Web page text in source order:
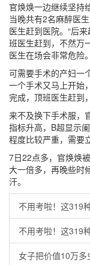
官焕焕一边继续坚
当晚共有2名麻醉医
医生赶到医院。“后
班医生赶到，不然万
医生在场会非常危险
可需要手术的产妇一
一个手术又马上开始
完成，顶班医生赶到
来不及换下手术服，
指标升高，B超显示
程度比较严重，需要
7日22点多，官焕焕
大一倍多，再晚些时
汗。
不用考啦！这319
不用考啦！这319
女子把价值10万